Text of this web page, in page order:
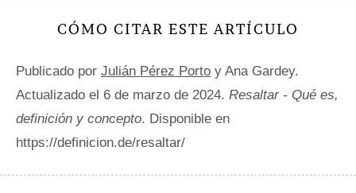
CÓMO CITAR ESTE ARTÍCULO
Publicado por Julián Pérez Porto y Ana Gardey.
Actualizado el 6 de marzo de 2024. Resaltar - Qué es,
definición y concepto. Disponible en
https://definicion.de/resaltar/